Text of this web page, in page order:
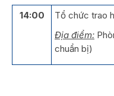
14:00
Tổ chức trao
Địa điểm:
chuẩn bị)